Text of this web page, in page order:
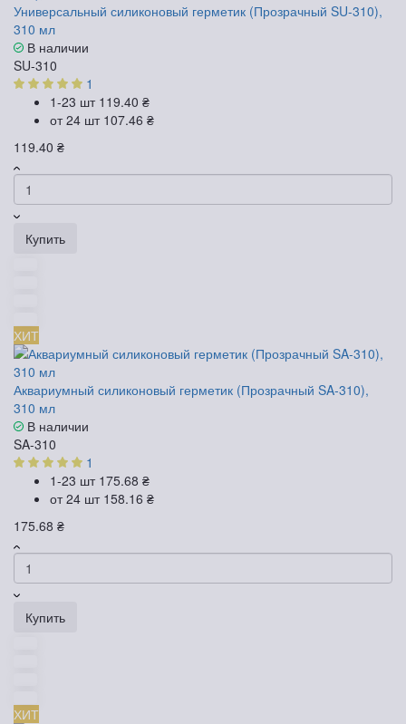
Универсальный силиконовый герметик (Прозрачный SU-310),
310 мл
В наличии
SU-310
1
1-23 шт 119.40 ₴
от 24 шт 107.46 ₴
119.40 ₴
Купить
ХИТ
Аквариумный силиконовый герметик (Прозрачный SA-310),
310 мл
В наличии
SA-310
1
1-23 шт 175.68 ₴
от 24 шт 158.16 ₴
175.68 ₴
Купить
ХИТ